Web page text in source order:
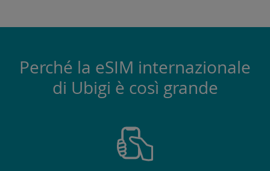
Perché la eSIM internazionale
di Ubigi è così grande